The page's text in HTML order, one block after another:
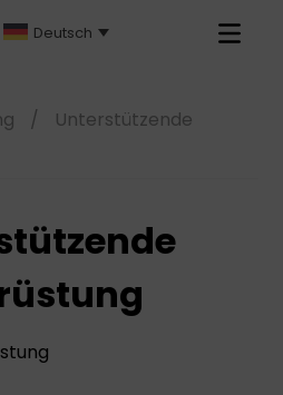
Deutsch
Primary
/
Unterstützende